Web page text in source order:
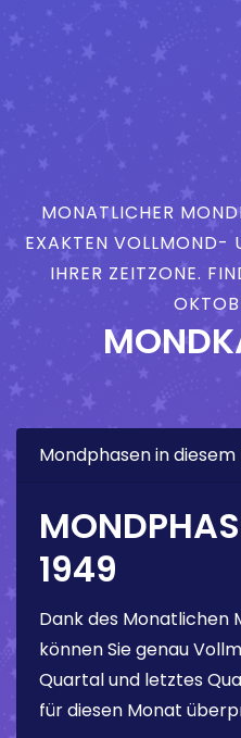
MONATLICHER
EXAKTEN VOLLMOND-
IHRER ZEITZONE.
Mondphasen in
1949
Dank des Monatlichen
können Sie genau
Quartal und letztes
für diesen Monat